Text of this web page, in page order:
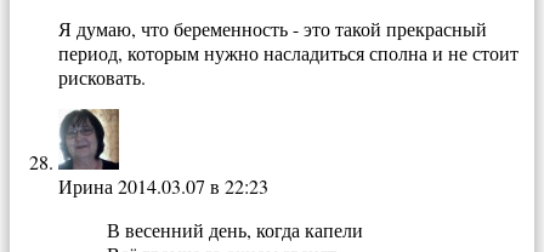
Я думаю, что беременность - это такой прекрасный
период, которым нужно насладиться сполна и не стоит
рисковать.
Ирина 2014.03.07 в 22:23
В весенний день, когда капели